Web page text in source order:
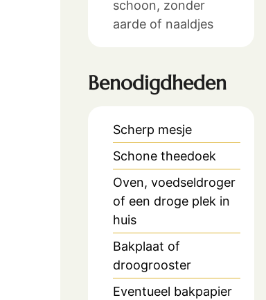
schoon, zonder
aarde of naaldjes
Benodigdheden
Scherp mesje
Schone theedoek
Oven, voedseldroger
of een droge plek in
huis
Bakplaat of
droogrooster
Eventueel bakpapier